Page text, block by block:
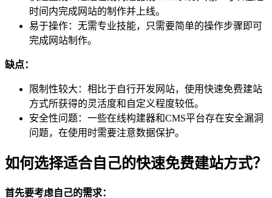
时间内完成网站的制作并上线。
易于操作：无需专业技能，只需要简单的操作步骤即可
完成网站制作。
缺点：
限制性较大：相比于自行开发网站，使用快速免费建站
方式所获得的灵活度和自定义程度较低。
安全性问题：一些在线构建器和CMS平台存在安全漏洞
问题，在使用时需要注意数据保护。
如何选择适合自己的快速免费建站方式？
首先要考虑自己的需求：